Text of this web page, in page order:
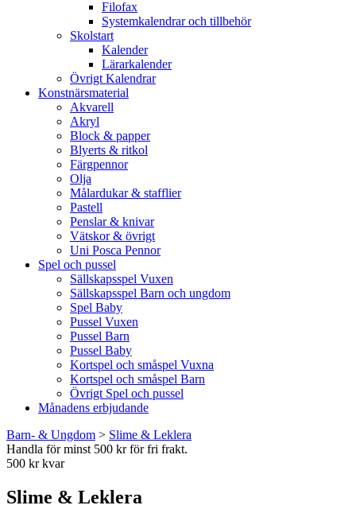
Filofax
Systemkalendrar och tillbehör
Skolstart
Kalender
Lärarkalender
Övrigt Kalendrar
Konstnärsmaterial
Akvarell
Akryl
Block & papper
Blyerts & ritkol
Färgpennor
Olja
Målardukar & stafflier
Pastell
Penslar & knivar
Vätskor & övrigt
Uni Posca Pennor
Spel och pussel
Sällskapsspel Vuxen
Sällskapsspel Barn och ungdom
Spel Baby
Pussel Vuxen
Pussel Barn
Pussel Baby
Kortspel och småspel Vuxna
Kortspel och småspel Barn
Övrigt Spel och pussel
Månadens erbjudande
Barn- & Ungdom > Slime & Leklera
Handla för minst 500 kr för fri frakt.
500 kr kvar
Slime & Leklera